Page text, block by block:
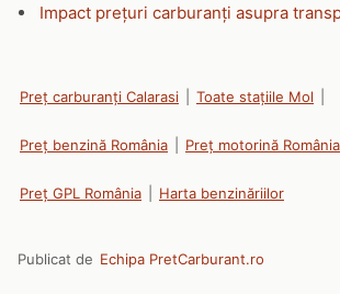
Impact prețuri carburanți asupra
Preț carburanți Calarasi Toate stațiile Mol
Preț benzină România Preț motorină România
Preț GPL România Harta benzinăriilor
Publicat de Echipa PretCarburant.ro